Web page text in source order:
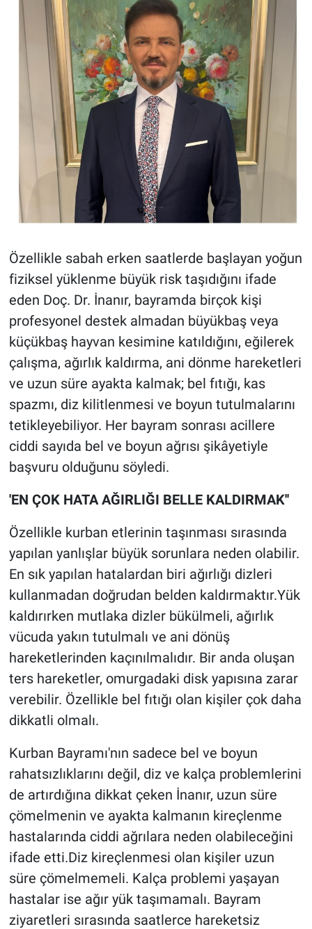
Özellikle sabah erken saatlerde başlayan yoğun
fiziksel yüklenme büyük risk taşıdığını ifade
eden Doç. Dr. İnanır, bayramda birçok kişi
profesyonel destek almadan büyükbaş veya
küçükbaş hayvan kesimine katıldığını, eğilerek
çalışma, ağırlık kaldırma, ani dönme hareketleri
ve uzun süre ayakta kalmak; bel fıtığı, kas
spazmı, diz kilitlenmesi ve boyun tutulmalarını
tetikleyebiliyor. Her bayram sonrası acillere
ciddi sayıda bel ve boyun ağrısı şikâyetiyle
başvuru olduğunu söyledi.
'EN ÇOK HATA AĞIRLIĞI BELLE KALDIRMAK''
Özellikle kurban etlerinin taşınması sırasında
yapılan yanlışlar büyük sorunlara neden olabilir.
En sık yapılan hatalardan biri ağırlığı dizleri
kullanmadan doğrudan belden kaldırmaktır.Yük
kaldırırken mutlaka dizler bükülmeli, ağırlık
vücuda yakın tutulmalı ve ani dönüş
hareketlerinden kaçınılmalıdır. Bir anda oluşan
ters hareketler, omurgadaki disk yapısına zarar
verebilir. Özellikle bel fıtığı olan kişiler çok daha
dikkatli olmalı.
Kurban Bayramı'nın sadece bel ve boyun
rahatsızlıklarını değil, diz ve kalça problemlerini
de artırdığına dikkat çeken İnanır, uzun süre
çömelmenin ve ayakta kalmanın kireçlenme
hastalarında ciddi ağrılara neden olabileceğini
ifade etti.Diz kireçlenmesi olan kişiler uzun
süre çömelmemeli. Kalça problemi yaşayan
hastalar ise ağır yük taşımamalı. Bayram
ziyaretleri sırasında saatlerce hareketsiz